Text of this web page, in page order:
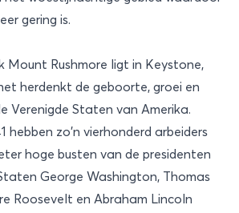
gering is.
Mount Rushmore ligt in Keystone,
herdenkt de geboorte, groei en
Verenigde Staten van Amerika.
hebben zo'n vierhonderd arbeiders
hoge busten van de presidenten
George Washington, Thomas
Roosevelt en Abraham Lincoln